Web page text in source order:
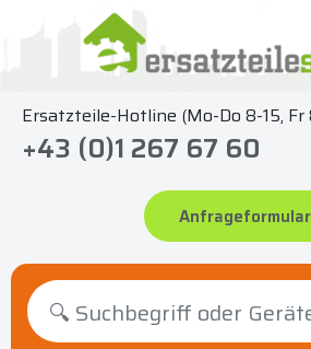
springen
Ersatzteile-Hotline (Mo-Do 8-15, Fr
+43 (0)1 267 67 60
Anfrageformular